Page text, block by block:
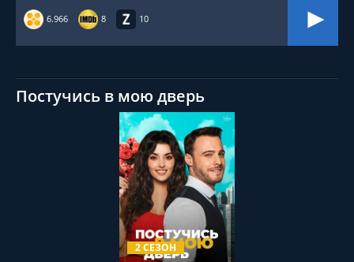
6.966 8 10
Постучись в мою дверь
2 СЕЗОН
СМОТРЕТЬ ОНЛАЙН